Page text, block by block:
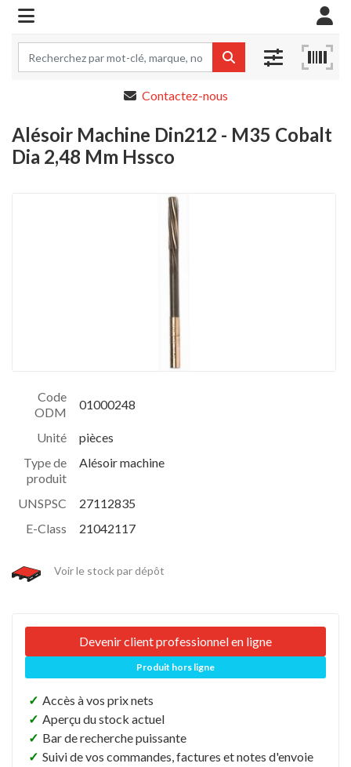
Contactez-nous
Alésoir Machine Din212 - M35 Cobalt
Dia 2,48 Mm Hssco
Code
ODM
01000248
Unité
pièces
Type de
produit
Alésoir machine
UNSPSC
27112835
E-Class
21042117
Voir le stock par dépôt
Devenir client professionnel en ligne
Produit hors ligne
✓ Accès à vos prix nets
✓ Aperçu du stock actuel
✓ Bar de recherche puissante
✓ Suivi de vos commandes, factures et notes d'envoie